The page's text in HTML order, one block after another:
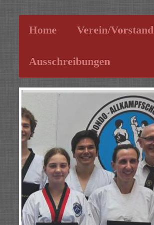
Home Verein/Vorstand
Ausschreibungen